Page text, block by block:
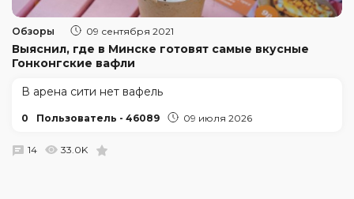
Обзоры 09 сентября 2021
Выяснил, где в Минске готовят самые вкусные
Гонконгские вафли
В арена сити нет вафель
0 Пользователь - 46089 09 июля 2026
14 33.0K